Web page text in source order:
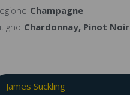
Champagne
Chardonnay, Pinot Noir
James Suckling